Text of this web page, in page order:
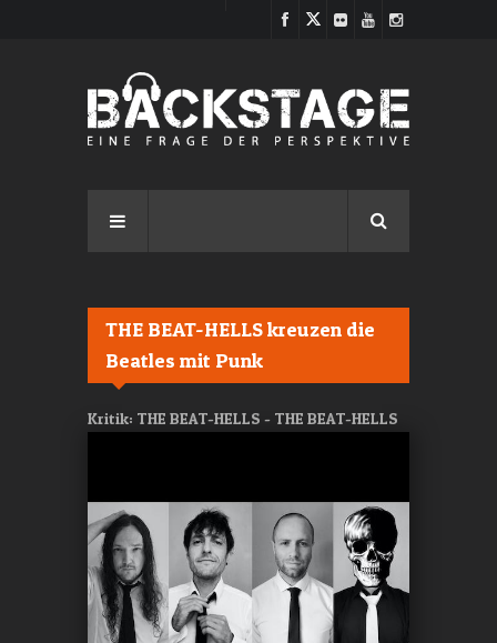
THE BEAT-HELLS kreuzen die
Beatles mit Punk
Kritik: THE BEAT-HELLS - THE BEAT-HELLS